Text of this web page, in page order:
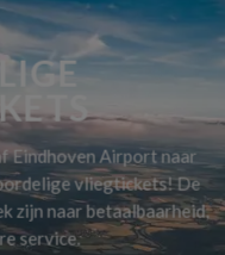
Eindhoven Airport naar
vliegtickets! De
zijn naar betaalbaarheid,
service.